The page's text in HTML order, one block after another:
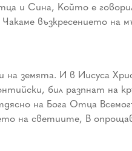
и Сина, Който е
Чакаме възкресението
на земята. И в Иисуса
бил разпнат на
на Бога Отца
на светиите, В